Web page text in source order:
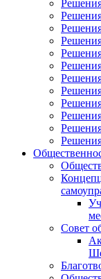
Совет